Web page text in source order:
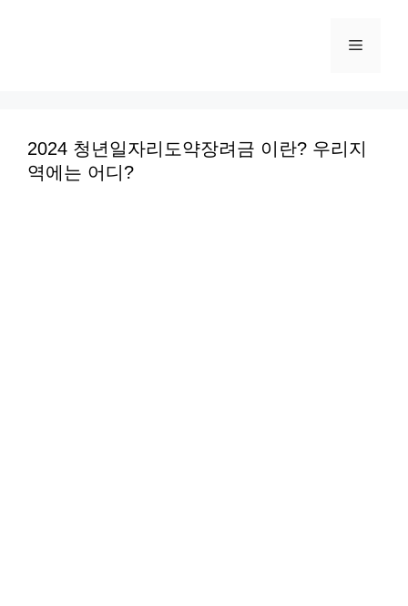
메
2024 청년일자리도약장려금 이란? 우리지
역에는 어디?